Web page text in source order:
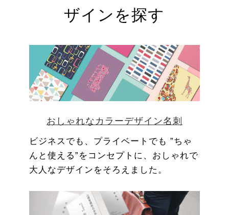
ザインを探す
おしゃれなカラーデザイン名刺
ビジネスでも、プライベートでも ”ちゃ
んと使える”をコンセプトに、おしゃれで
大人なデザインをそろえました。